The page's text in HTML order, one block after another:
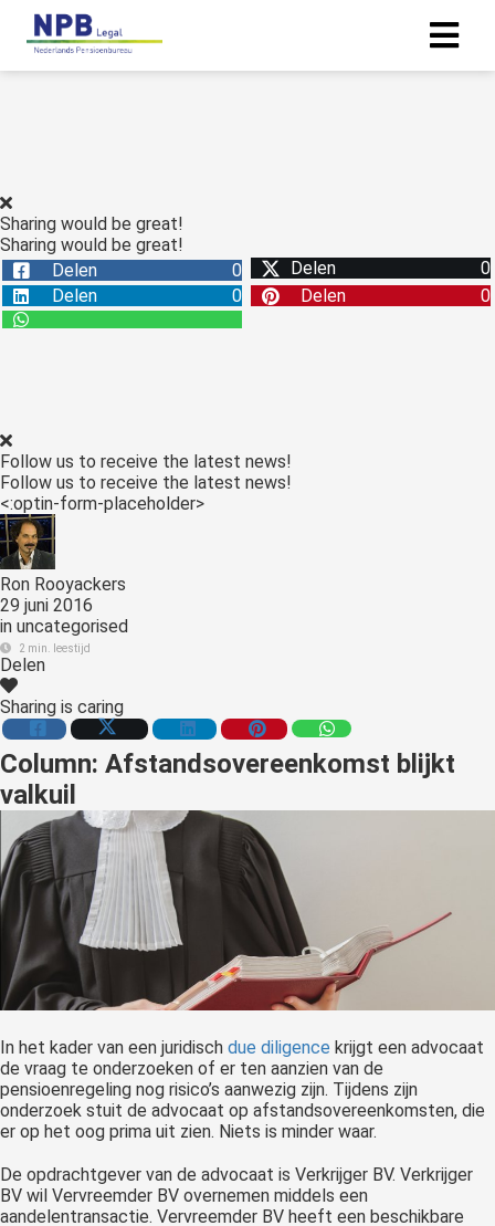
Sharing would be great!
Sharing would be great!
Delen
0 Delen
0
Delen
0 Delen 0
Follow us to receive the latest news!
Follow us to receive the latest news!
<:optin-form-placeholder>
Ron Rooyackers
29 juni 2016
in uncategorised
2 min. leestijd
Delen
Sharing is caring
Column: Afstandsovereenkomst blijkt
valkuil
In het kader van een juridisch due diligence krijgt een advocaat
de vraag te onderzoeken of er ten aanzien van de
pensioenregeling nog risico’s aanwezig zijn. Tijdens zijn
onderzoek stuit de advocaat op afstandsovereenkomsten, die
er op het oog prima uit zien. Niets is minder waar.
De opdrachtgever van de advocaat is Verkrijger BV. Verkrijger
BV wil Vervreemder BV overnemen middels een
aandelentransactie. Vervreemder BV heeft een beschikbare
zijn
deze
kan de
niet
worden
om
te
over
van
op
gebruikt
te
de
Hierdoor
website-
van